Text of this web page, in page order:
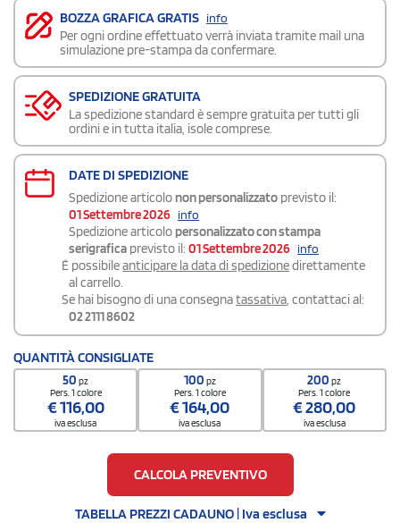
BOZZA GRAFICA GRATIS info
Per ogni ordine effettuato verrà inviata tramite mail una
simulazione pre-stampa da confermare.
SPEDIZIONE GRATUITA
La spedizione standard è sempre gratuita per tutti gli
ordini e in tutta italia, isole comprese.
DATE DI SPEDIZIONE
Spedizione articolo non personalizzato previsto il:
01 Settembre 2026 info
Spedizione articolo personalizzato con stampa
serigrafica previsto il: 01 Settembre 2026 info
É possibileanticipare la data di spedizionedirettamente
al carrello.
Se hai bisogno di una consegnatassativa, contattaci al:
02 2111 8602
QUANTITÀ CONSIGLIATE
50pz
Pers. 1 colore
€116,00
iva esclusa
100 pz
Pers. 1 colore
€164,00
iva esclusa
200pz
Pers. 1 colore
€280,00
iva esclusa
CALCOLA PREVENTIVO
TABELLA PREZZI CADAUNO | Iva esclusa